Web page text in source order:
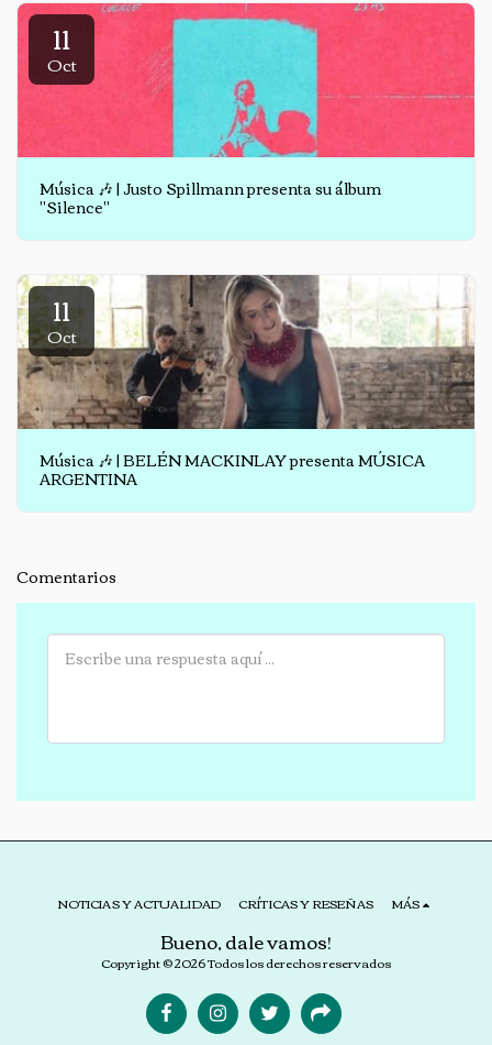
11
Oct
Música 🎶 | Justo Spillmann presenta su álbum
"Silence"
11
Oct
Música 🎶 | BELÉN MACKINLAY presenta MÚSICA
ARGENTINA
Comentarios
Bueno, dale vamos!
Copyright © 2026 Todos los derechos reservados
NOTICIAS Y ACTUALIDAD CRÍTICAS Y RESEÑAS MÁS